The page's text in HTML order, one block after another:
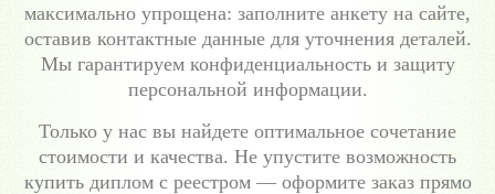
максимально упрощена: заполните анкету на сайте,
оставив контактные данные для уточнения деталей.
Мы гарантируем конфиденциальность и защиту
персональной информации.
Только у нас вы найдете оптимальное сочетание
стоимости и качества. Не упустите возможность
купить диплом с реестром — оформите заказ прямо